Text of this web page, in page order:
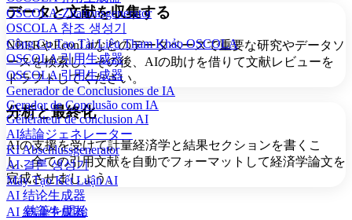
OSCOLA-Zitationsgenerator
OSCOLA 참조 생성기
Công Cụ Tạo Tài Liệu Tham Khảo OSCOLA
OSCOLA 引用生成器
OSCOLA 引用生成器
Generador de Conclusiones de IA
Gerador de Conclusão com IA
Générateur de conclusion AI
AI結論ジェネレーター
KI Abschlussgenerator
AI 결론 생성기
Máy Tạo Kết Luận AI
AI 结论生成器
AI 結論生成器
データと文献を収集する
NBERやEconLitなどのデータベースで重要な研究やデータソ
ースを検索し、その後、AIの助けを借りて文献レビューを
ドラフトしてください。
分析と最終化
AIの支援を受けて計量経済学と結果セクションを書くこ
し、全ての引用文献を自動でフォーマットして経済学論文を
完成させましょう。
執筆を開始